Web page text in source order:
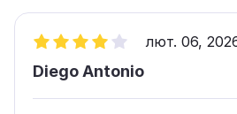
лют. 06,
Diego Antonio